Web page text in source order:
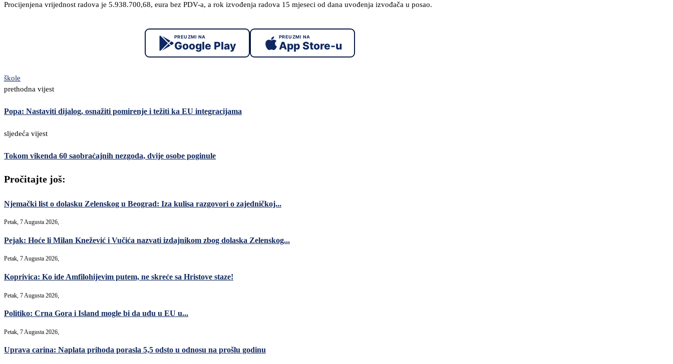
Procijenjena vrijednost radova je 5.938.700,68, eura bez PDV-a, a rok izvođenja radova 15 mjeseci od dana uvođenja izvođača u posao.
PREUZMI NA
Google Play
PREUZMI NA
App Store-u
škole
prethodna vijest
Popa: Nastaviti dijalog, osnažiti pomirenje i težiti ka EU integracijama
sljedeća vijest
Tokom vikenda 60 saobraćajnih nezgoda, dvije osobe poginule
Pročitajte još:
Njemački list o dolasku Zelenskog u Beograd: Iza kulisa razgovori o zajedničkoj...
Petak, 7 Augusta 2026,
Pejak: Hoće li Milan Knežević i Vučića nazvati izdajnikom zbog dolaska Zelenskog...
Petak, 7 Augusta 2026,
Koprivica: Ko ide Amfilohijevim putem, ne skreće sa Hristove staze!
Petak, 7 Augusta 2026,
Politiko: Crna Gora i Island mogle bi da uđu u EU u...
Petak, 7 Augusta 2026,
Uprava carina: Naplata prihoda porasla 5,5 odsto u odnosu na prošlu godinu